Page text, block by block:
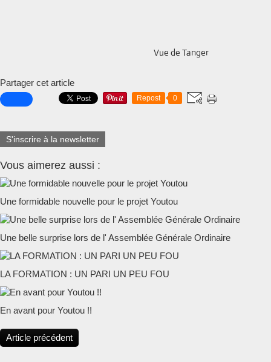
Vue de Tanger
Partager cet article
Repost 0
S'inscrire à la newsletter
Vous aimerez aussi :
Une formidable nouvelle pour le projet Youtou
Une belle surprise lors de l' Assemblée Générale Ordinaire
LA FORMATION : UN PARI UN PEU FOU
En avant pour Youtou !!
Article précédent